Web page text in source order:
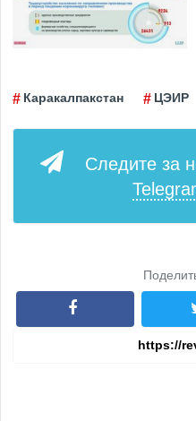
Каракалпакстан ЦЭИР
Следите за